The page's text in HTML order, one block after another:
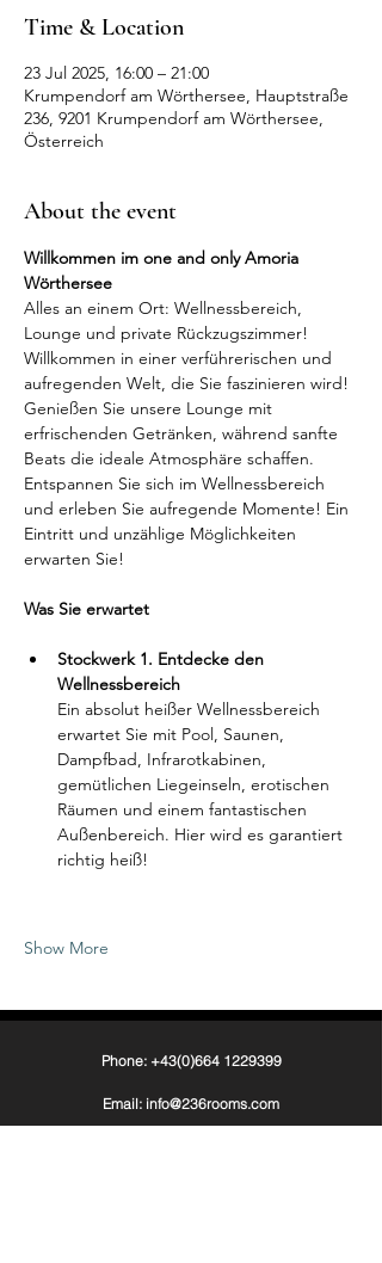
Time & Location
23 Jul 2025, 16:00 – 21:00
Krumpendorf am Wörthersee, Hauptstraße
236, 9201 Krumpendorf am Wörthersee,
Österreich
About the event
Willkommen im one and only Amoria
Wörthersee
Alles an einem Ort: Wellnessbereich,
Lounge und private Rückzugszimmer!
Willkommen in einer verführerischen und
aufregenden Welt, die Sie faszinieren wird!
Genießen Sie unsere Lounge mit
erfrischenden Getränken, während sanfte
Beats die ideale Atmosphäre schaffen.
Entspannen Sie sich im Wellnessbereich
und erleben Sie aufregende Momente! Ein
Eintritt und unzählige Möglichkeiten
erwarten Sie!
Was Sie erwartet
Stockwerk 1. Entdecke den
Wellnessbereich
Ein absolut heißer Wellnessbereich
erwartet Sie mit Pool, Saunen,
Dampfbad, Infrarotkabinen,
gemütlichen Liegeinseln, erotischen
Räumen und einem fantastischen
Außenbereich. Hier wird es garantiert
richtig heiß!
Show More
Phone: +43(0)664 1229399
Email: info@236rooms.com